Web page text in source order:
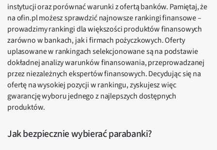
instytucji oraz porównać warunki z ofertą banków. Pamiętaj, że
na ofin.pl możesz sprawdzić najnowsze rankingi finansowe –
prowadzimy rankingi dla większości produktów finansowych
zarówno w bankach, jak i firmach pożyczkowych. Oferty
uplasowane w rankingach selekcjonowane są na podstawie
dokładnej analizy warunków finansowania, przeprowadzanej
przez niezależnych ekspertów finansowych. Decydując się na
ofertę na wysokiej pozycji w rankingu, zyskujesz więc
gwarancję wyboru jednego z najlepszych dostępnych
produktów.
Jak bezpiecznie wybierać parabanki?